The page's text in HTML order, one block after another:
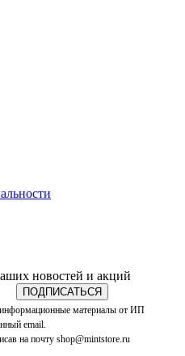
новостей и акций
ПОДПИСАТЬСЯ
информационные материалы от ИП
email.
на почту shop@mintstore.ru